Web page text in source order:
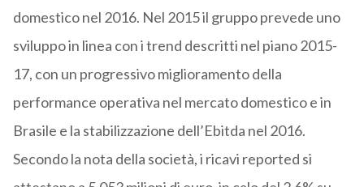
domestico nel 2016. Nel 2015 il gruppo prevede uno
sviluppo in linea con i trend descritti nel piano 2015-
17, con un progressivo miglioramento della
performance operativa nel mercato domestico e in
Brasile e la stabilizzazione dell’Ebitda nel 2016.
Secondo la nota della società, i ricavi reported si